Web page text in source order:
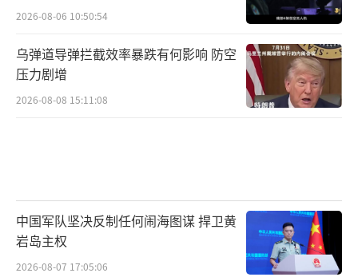
2026-08-06 10:50:54
乌弹道导弹拦截效率暴跌有何影响 防空
压力剧增
2026-08-08 15:11:08
中国军队坚决反制任何闹海图谋 捍卫黄
岩岛主权
2026-08-07 17:05:06